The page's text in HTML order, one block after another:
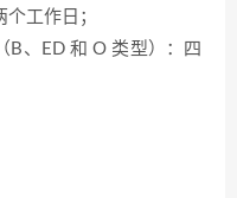
工作日；
B、ED 和 O 类型）：四